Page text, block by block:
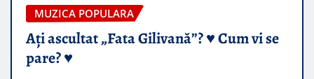
MUZICA POPULARA
Ați ascultat „Fata Gilivană”? ♥️ Cum vi se
pare? ♥️